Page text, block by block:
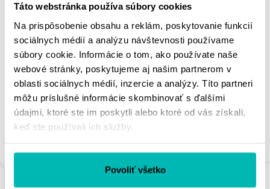
Táto webstránka používa súbory cookies
Na prispôsobenie obsahu a reklám, poskytovanie funkcií
sociálnych médií a analýzu návštevnosti používame
súbory cookie. Informácie o tom, ako používate naše
webové stránky, poskytujeme aj našim partnerom v
oblasti sociálnych médií, inzercie a analýzy. Títo partneri
môžu príslušné informácie skombinovať s ďalšími
údajmi, ktoré ste im poskytli alebo ktoré od vás získali,
keď ste používali ich služby.
Povoliť všetko
MOHLO BY SA VÁM
PÁČIŤ
PODOBNÉ PRODUKTY